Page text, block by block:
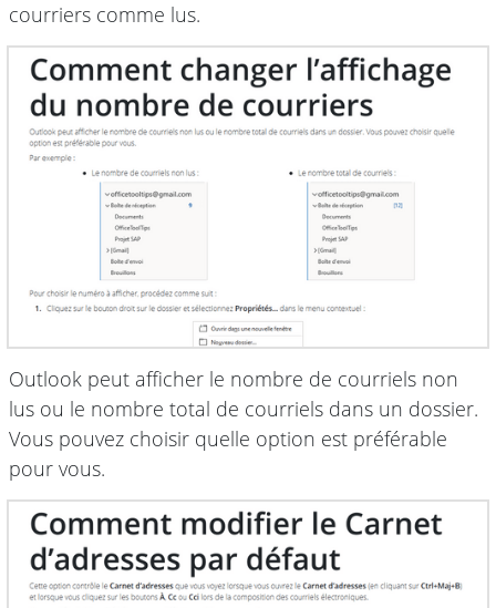
courriers comme lus.
Outlook peut afficher le nombre de courriels non
lus ou le nombre total de courriels dans un dossier.
Vous pouvez choisir quelle option est préférable
pour vous.